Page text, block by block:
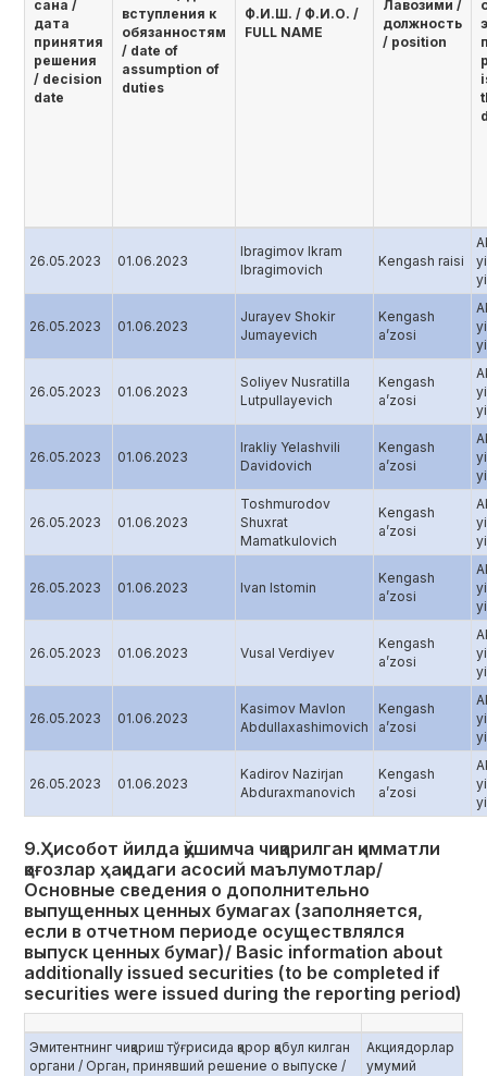
сана /
дата
принятия
решения
/ decision
date
вступления к
обязанностям
/ date of
assumption of
duties
Ф.И.Ш. / Ф.И.О. /
FULL NAME
Лавозими /
должность
/ position
26.05.2023 01.06.2023
Ibragimov Ikram
Ibragimovich
Kengash raisi
26.05.2023 01.06.2023
Jurayev Shokir
Jumayevich
Kengash
aʼzosi
26.05.2023 01.06.2023
Soliyev Nusratilla
Lutpullayevich
Kengash
aʼzosi
26.05.2023 01.06.2023
Irakliy Yelashvili
Davidovich
Kengash
aʼzosi
26.05.2023 01.06.2023
Toshmurodov
Shuxrat
Mamatkulovich
Kengash
aʼzosi
26.05.2023 01.06.2023 Ivan Istomin
Kengash
aʼzosi
26.05.2023 01.06.2023 Vusal Verdiyev
Kengash
aʼzosi
26.05.2023 01.06.2023
Kasimov Mavlon
Abdullaxashimovich
Kengash
aʼzosi
26.05.2023 01.06.2023
Kadirov Nazirjan
Abduraxmanovich
Kengash
aʼzosi
9.Ҳисобот йилда қўшимча чиқарилган қимматли
қоғозлар ҳақидаги асосий маълумотлар/
Основные сведения о дополнительно
выпущенных ценных бумагах (заполняется,
если в отчетном периоде осуществлялся
выпуск ценных бумаг)/ Basic information about
additionally issued securities (to be completed if
securities were issued during the reporting period)
Эмитентнинг чиқариш тўғрисида қарор қабул килган
органи / Орган, принявший решение о выпуске /
Акциядорлар
умумий